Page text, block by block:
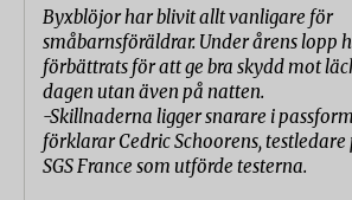
Byxblöjor har blivit allt vanligare för
småbarnsföräldrar. Under årens lopp
förbättrats för att ge bra skydd mot
dagen utan även på natten.
-Skillnaderna ligger snarare i
förklarar Cedric Schoorens,
SGS France som utförde testerna.